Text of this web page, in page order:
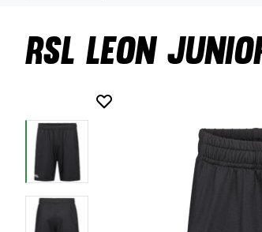
RSL Leon